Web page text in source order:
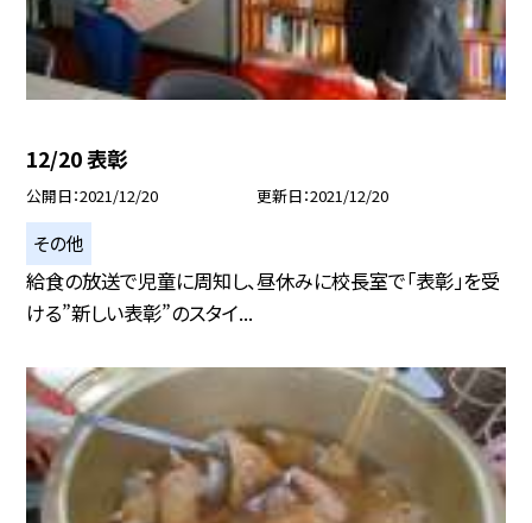
12/20 表彰
公開日 2021/12/20 更新日 2021/12/20
その他
給食の放送で児童に周知し、昼休みに校長室で「表彰」を受
ける”新しい表彰”のスタイ...